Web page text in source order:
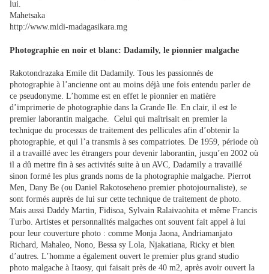
lui.
Mahetsaka
http://www.midi-madagasikara.mg
Photographie en noir et blanc: Dadamily, le pionnier malgache
Rakotondrazaka Emile dit Dadamily. Tous les passionnés de
photographie à l’ancienne ont au moins déjà une fois entendu parler de
ce pseudonyme. L’homme est en effet le pionnier en matière
d’imprimerie de photographie dans la Grande Ile. En clair, il est le
premier laborantin malgache. Celui qui maîtrisait en premier la
technique du processus de traitement des pellicules afin d’obtenir la
photographie, et qui l’a transmis à ses compatriotes. De 1959, période où
il a travaillé avec les étrangers pour devenir laborantin, jusqu’en 2002 où
il a dû mettre fin à ses activités suite à un AVC, Dadamily a travaillé
sinon formé les plus grands noms de la photographie malgache. Pierrot
Men, Dany Be (ou Daniel Rakotoseheno premier photojournaliste), se
sont formés auprès de lui sur cette technique de traitement de photo.
Mais aussi Daddy Martin, Fidisoa, Sylvain Ralaivaohita et même Francis
Turbo. Artistes et personnalités malgaches ont souvent fait appel à lui
pour leur couverture photo : comme Monja Jaona, Andriamanjato
Richard, Mahaleo, Nono, Bessa sy Lola, Njakatiana, Ricky et bien
d’autres. L’homme a également ouvert le premier plus grand studio
photo malgache à Itaosy, qui faisait près de 40 m2, après avoir ouvert la